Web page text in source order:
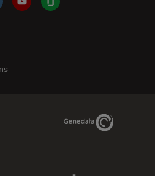
YouTubeGlassdoor
Genedata Link